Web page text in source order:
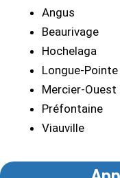
Angus
Beaurivage
Hochelaga
Longue-Pointe
Mercier-Ouest
Préfontaine
Viauville